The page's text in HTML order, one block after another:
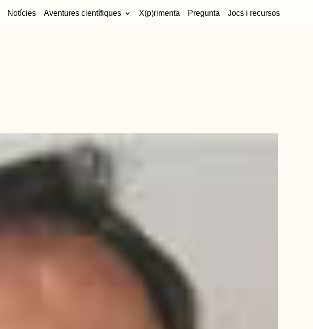
Notícies Aventures científiques X(p)rimenta Pregunta Jocs i recursos